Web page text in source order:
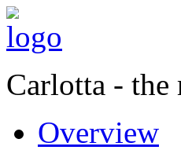
Carlotta - the
Overview